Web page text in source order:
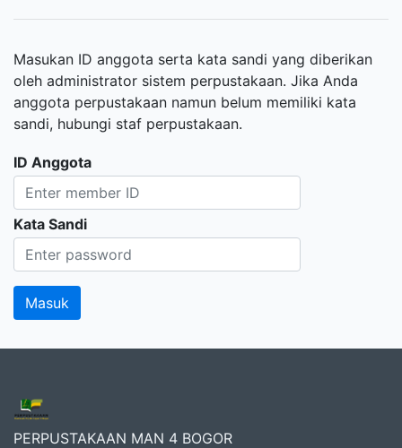
Masukan ID anggota serta kata sandi yang diberikan
oleh administrator sistem perpustakaan. Jika Anda
anggota perpustakaan namun belum memiliki kata
sandi, hubungi staf perpustakaan.
ID Anggota
Kata Sandi
PERPUSTAKAAN MAN 4 BOGOR